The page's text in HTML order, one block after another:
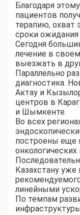
Благодаря
пациентов
терапию, охват
сроки ожидания
Сегодня
лечение в
выезжать в
Параллельно
диагностика.
Актау и
центров в
и Шымкенте.
Во всех
построены еще
онкологических
Казахстану уже
линейными
По темпам